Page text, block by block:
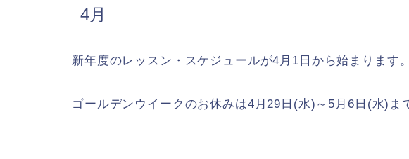
4月
新年度のレッスン・スケジュールが4月1日から始まります。
ゴールデンウイークのお休みは4月29日(水)～5月6日(水)ま